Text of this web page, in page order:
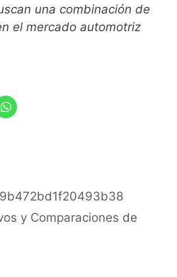
una combinación de
el mercado automotriz
y Comparaciones de